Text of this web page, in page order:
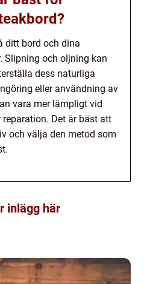
ditt bord och dina
Slipning och oljning kan
dess naturliga
eller användning av
vara mer lämpligt vid
Det är bäst att
och välja den metod som
inlägg här